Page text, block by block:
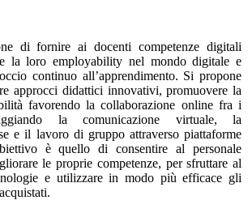
di fornire ai docenti competenze digitali
la loro employability nel mondo digitale e
continuo all’apprendimento. Si propone
approcci didattici innovativi, promuovere la
favorendo la collaborazione online fra i
la comunicazione virtuale, la
e il lavoro di gruppo attraverso piattaforme
è quello di consentire al personale
le proprie competenze, per sfruttare al
e utilizzare in modo più efficace gli